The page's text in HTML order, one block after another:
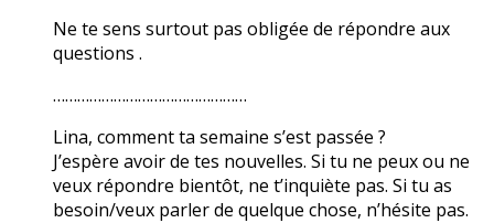
Ne te sens surtout pas obligée de répondre aux
questions .
…………………………………………
Lina, comment ta semaine s’est passée ?
J’espère avoir de tes nouvelles. Si tu ne peux ou ne
veux répondre bientôt, ne t’inquiète pas. Si tu as
besoin/veux parler de quelque chose, n’hésite pas.